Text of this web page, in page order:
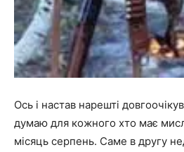
Ось і настав нарешті
думаю для кожного хто має
місяць серпень. Саме в другу